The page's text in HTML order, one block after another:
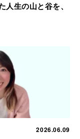
生の山と谷を、
2026.06.09